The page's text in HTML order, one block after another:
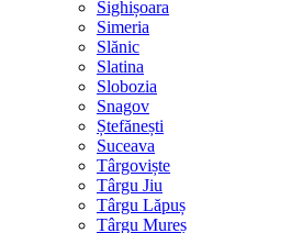
Sighișoara
Simeria
Slănic
Slatina
Slobozia
Snagov
Ștefănești
Suceava
Târgoviște
Târgu Jiu
Târgu Lăpuș
Târgu Mureș